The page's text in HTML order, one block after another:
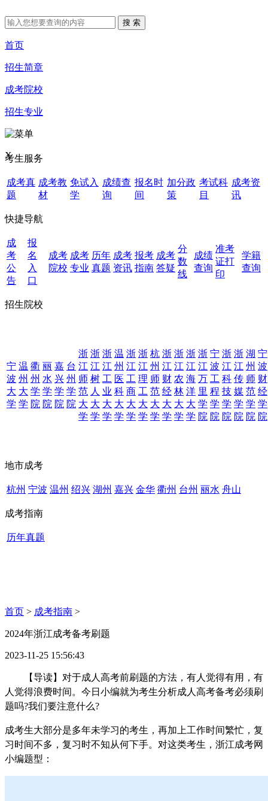
首页
招生简章
成考院校
招生专业
X
考生服务
成考真
题
成考教
材
免试入
学
成绩查
询
报名时
间
加分政
策
考试科
目
成考资
讯
快捷导航
成
考
公
告
报
名
入
口
成考
院校
成考
专业
历年
真题
成考
资讯
报考
指南
成考
答疑
分
数
线
成绩
查询
准考
证打
印
学籍
查询
招生院校
宁
波
大
学
温
州
大
学
衢
州
学
院
丽
水
学
院
嘉
兴
学
院
台
州
学
院
浙
江
师
范
大
学
浙
江
树
人
大
学
浙
江
工
业
大
学
温
州
医
科
大
学
浙
江
工
商
大
学
浙
江
理
工
大
学
杭
州
师
范
大
学
浙
江
财
经
大
学
浙
江
农
林
大
学
浙
江
海
洋
大
学
浙
江
万
里
学
院
宁
波
工
程
学
院
浙
江
科
技
学
院
浙
江
传
媒
学
院
湖
州
师
范
学
院
宁
波
财
经
学
院
地市成考
杭州 宁波 温州 绍兴 湖州 嘉兴 金华 衢州 台州 丽水 舟山
成考指南
历年真题
首页 > 成考指南 >
2024年浙江成考备考刷题
2023-11-25 15:56:43
【导读】对于成人高考前刷题的方法，有人觉得有用，有
人觉得浪费时间。今日小编就为考生分析成人高考备考必须刷
题吗?我们要注意什么?
成考生大部分是多年未学习的考生，再加上工作时间繁忙，复
习时间不多，复习时不知从何下手。对这类考生，浙江成考网
小编题型：